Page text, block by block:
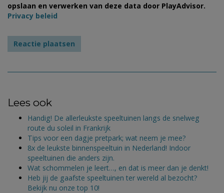
opslaan en verwerken van deze data door PlayAdvisor.
Privacy beleid
Lees ook
Handig! De allerleukste speeltuinen langs de snelweg
route du soleil in Frankrijk
Tips voor een dagje pretpark; wat neem je mee?
8x de leukste binnenspeeltuin in Nederland! Indoor
speeltuinen die anders zijn.
Wat schommelen je leert…, en dat is meer dan je denkt!
Heb jij de gaafste speeltuinen ter wereld al bezocht?
Bekijk nu onze top 10!